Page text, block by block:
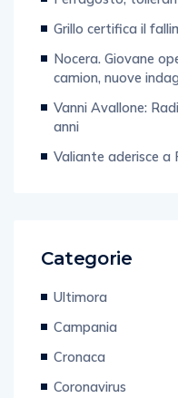
Grillo certifica il
Nocera. Giovane
camion, nuove
Vanni Avallone:
anni
Valiante aderisce
Categorie
Ultimora
Campania
Cronaca
Coronavirus